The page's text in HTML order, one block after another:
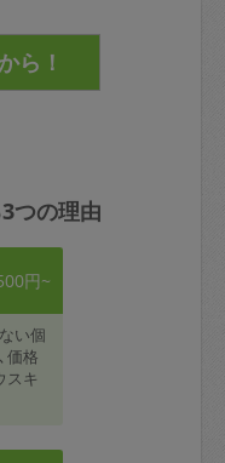
つの理由
円~
い個
価格
スキ